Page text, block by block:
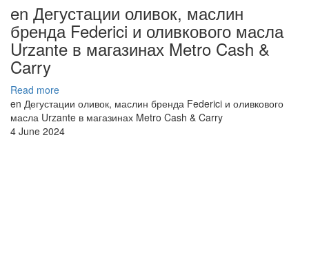
en Дегустации оливок, маслин
бренда Federici и оливкового масла
Urzante в магазинах Metro Cash &
Carry
Read more
en Дегустации оливок, маслин бренда Federici и оливкового
масла Urzante в магазинах Metro Cash & Carry
4 June 2024